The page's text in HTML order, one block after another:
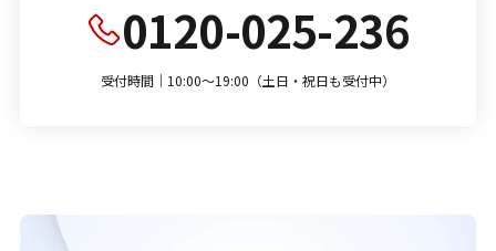
0120-025-236
受付時間｜10:00～19:00（土日・祝日も受付中）